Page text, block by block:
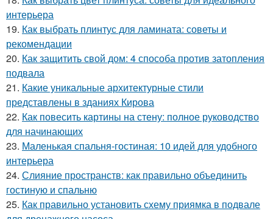
интерьера
19. Как выбрать плинтус для ламината: советы и
рекомендации
20. Как защитить свой дом: 4 способа против затопления
подвала
21. Какие уникальные архитектурные стили
представлены в зданиях Кирова
22. Как повесить картины на стену: полное руководство
для начинающих
23. Маленькая спальня-гостиная: 10 идей для удобного
интерьера
24. Слияние пространств: как правильно объединить
гостиную и спальню
25. Как правильно установить схему приямка в подвале